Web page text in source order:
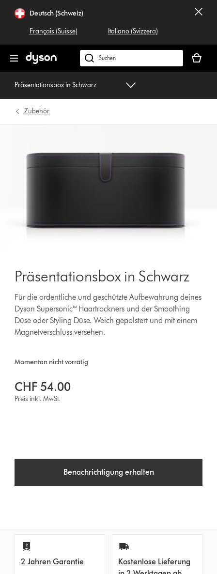
überspringenDeutsch (Schweiz)
Français (Suisse) Italiano (Svizzera)
Dyson.ch
durchsuchen
ist
Präsentationsbox in Schwarz
Zubehör
Präsentationsbox in Schwarz
Für die ordentliche und geschützte Aufbewahrung deines
Dyson Supersonic™ Haartrockners und der Smoothing
Düse oder Styling Düse. Weich gepolstert und mit einem
Magnetverschluss versehen.
Momentan nicht vorrätig
CHF 54.00
Preis inkl. MwSt.
Benachrichtigung erhalten
2 Jahren Garantie
Kostenlose Lieferung